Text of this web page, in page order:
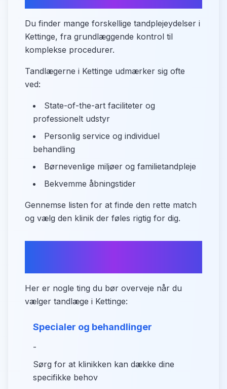
Du finder mange forskellige tandplejeydelser i
Kettinge, fra grundlæggende kontrol til
komplekse procedurer.
Tandlægerne i Kettinge udmærker sig ofte
ved:
State-of-the-art faciliteter og
professionelt udstyr
Personlig service og individuel
behandling
Børnevenlige miljøer og familietandpleje
Bekvemme åbningstider
Gennemse listen for at finde den rette match
og vælg den klinik der føles rigtig for dig.
Her er nogle ting du bør overveje når du
vælger tandlæge i Kettinge:
Specialer og behandlinger
-
Sørg for at klinikken kan dække dine
specifikke behov